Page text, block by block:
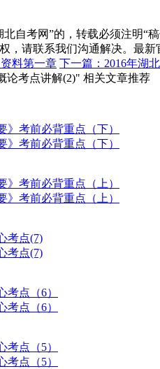
自考网”的，转载必须注明“
，请联系我们沟通解决。最
料第一章 下一篇：2016年湖
论考点讲解(2)" 相关文章推荐
考前必背重点（下）
考前必背重点（下）
考前必背重点（上）
考前必背重点（上）
考点(7)
考点(7)
点（6）
点（6）
点（5）
点（5）